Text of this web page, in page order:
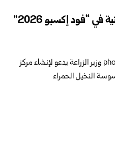
اتفاقيتان مع “سلال” الإماراتية في “فود إكسبو 2026”